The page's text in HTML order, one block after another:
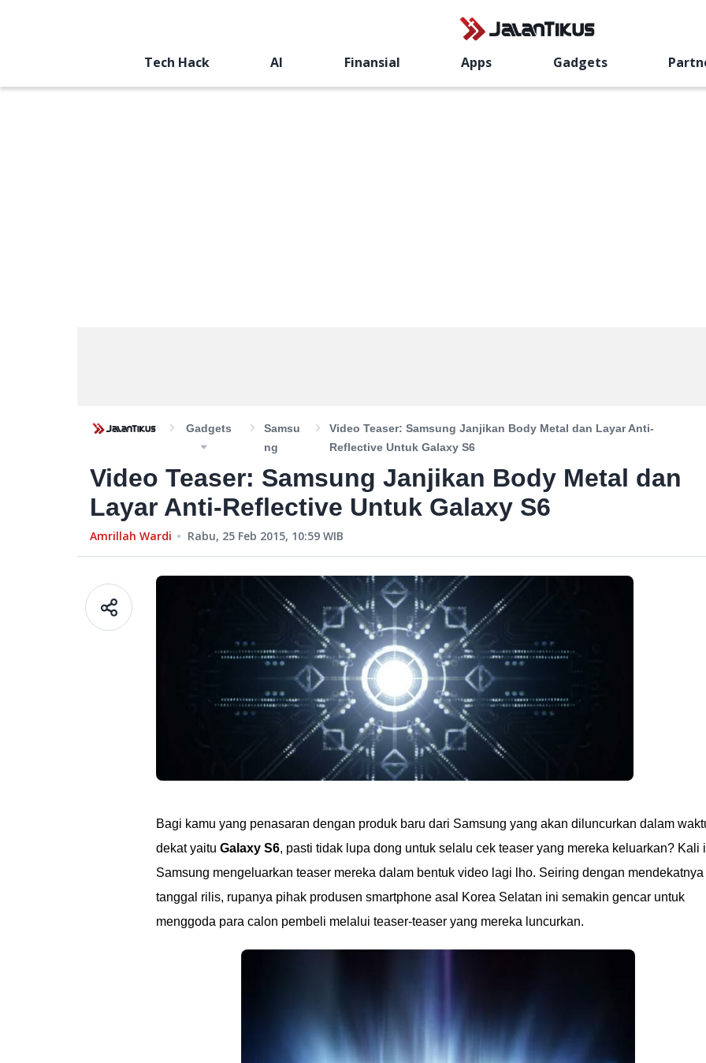
Tech Hack AI Finansial Apps Gadgets
Gadgets
Samsu
Ng
Video Teaser: Samsung Janjikan Body Metal dan Layar Anti-
Reflective Untuk Galaxy S6
Video Teaser: Samsung Janjikan Body Metal dan
Layar Anti-Reflective Untuk Galaxy S6
Amrillah Wardi Rabu, 25 Feb 2015, 10:59 WIB
Bagi kamu yang penasaran dengan produk baru dari Samsung yang akan diluncurkan dalam
dekat yaitu Galaxy S6, pasti tidak lupa dong untuk selalu cek teaser yang mereka keluarkan? Kali
Samsung mengeluarkan teaser mereka dalam bentuk video lagi lho. Seiring dengan mendekatnya
tanggal rilis, rupanya pihak produsen smartphone asal Korea Selatan ini semakin gencar untuk
menggoda para calon pembeli melalui teaser-teaser yang mereka luncurkan.